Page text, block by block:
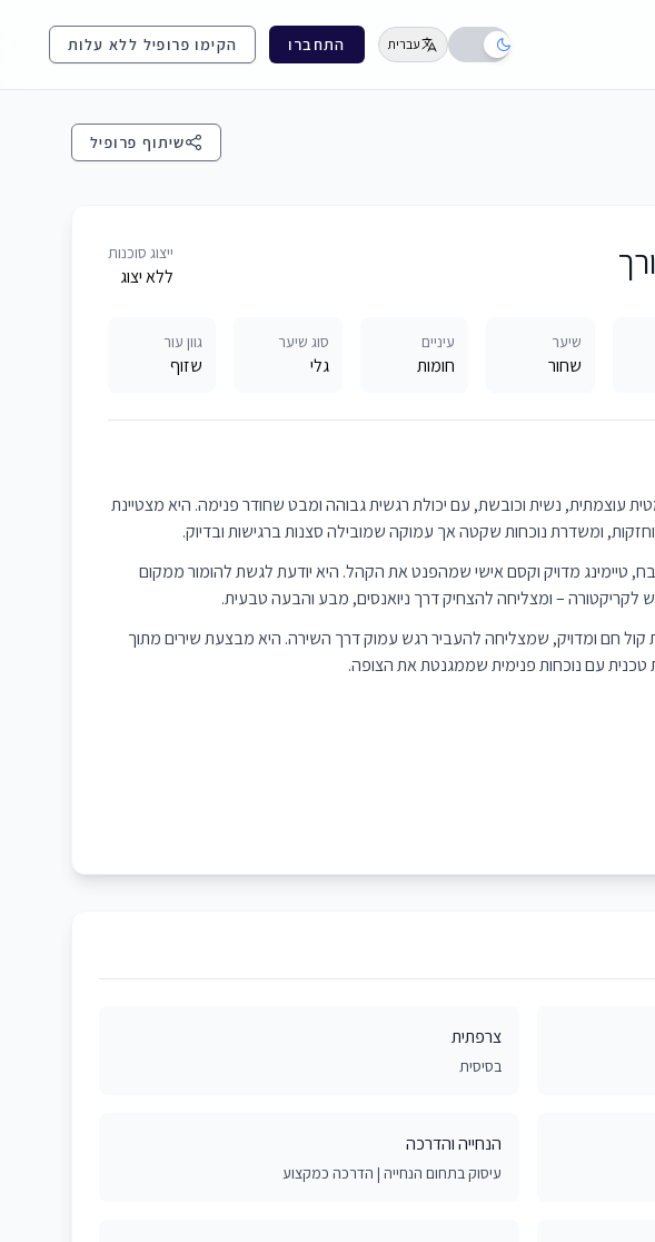
עברית התחברו הקימו פרופיל ללא עלות
שיתוף פרופיל
ייצוג סוכנות
ללא יצוג
שיער
שחור
עיניים
חומות
סוג שיער
גלי
גוון עור
שזוף
עוצמתית, נשית וכובשת, עם יכולת רגשית גבוהה ומבט שחודר פנימה. היא מצטיינת
וחזקות, ומשדרת נוכחות שקטה אך עמוקה שמובילה סצנות ברגישות ובדיוק.
טיימינג מדויק וקסם אישי שמהפנט את הקהל. היא יודעת לגשת להומור ממקום
לקריקטורה – ומצליחה להצחיק דרך ניואנסים, מבע והבעה טבעית.
חם ומדויק, שמצליחה להעביר רגש עמוק דרך השירה. היא מבצעת שירים מתוך
טכנית עם נוכחות פנימית שממגנטת את הצופה.
צרפתית
בסיסית
הנחייה והדרכה
עיסוק בתחום הנחייה | הדרכה כמקצוע